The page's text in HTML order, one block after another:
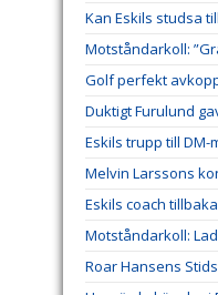
Kan Eskils studsa
Motståndarkoll:
Golf perfekt
Duktigt Furulund
Eskils trupp till DM-
Melvin Larssons
Eskils coach
Motståndarkoll:
Roar Hansens